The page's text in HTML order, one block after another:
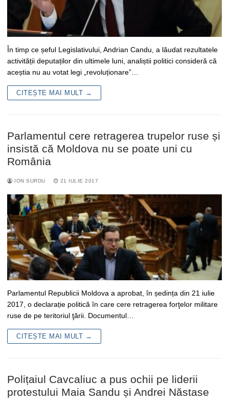
În timp ce șeful Legislativului, Andrian Candu, a lăudat rezultatele
activității deputaților din ultimele luni, analiștii politici consideră că
aceștia nu au votat legi „revoluționare”…
CITEȘTE MAI MULT →
Parlamentul cere retragerea trupelor ruse și
insistă că Moldova nu se poate uni cu
România
ION SURDU 21 IULIE 2017
Parlamentul Republicii Moldova a aprobat, în ședința din 21 iulie
2017, o declarație politică în care cere retragerea forţelor militare
ruse de pe teritoriul ţării. Documentul…
CITEȘTE MAI MULT →
Polițaiul Cavcaliuc a pus ochii pe liderii
protestului Maia Sandu și Andrei Năstase